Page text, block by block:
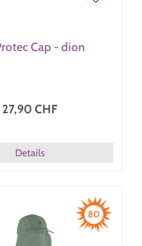
Cap - dion
27,90 CHF
Details
80